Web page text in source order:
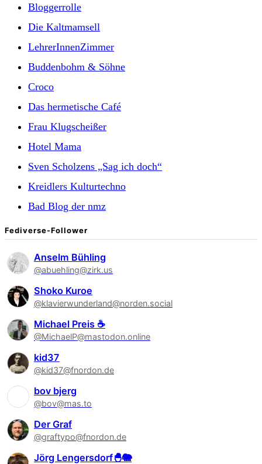
Bloggerrolle
Die Kaltmamsell
LehrerInnenZimmer
Buddenbohm & Söhne
Croco
Das hermetische Café
Frau Klugscheißer
Hotel Mama
Sven Scholzens „Sag ich doch“
Kreidlers Kulturtechno
Bad Blog der nmz
Fediverse-Follower
Anselm Bühling
@abuehling@zirk.us
Shoko Kuroe
@klavierwunderland@norden.social
Michael Preis ☕
@MichaelP@mastodon.online
kid37
@kid37@fnordon.de
bov bjerg
@bov@mas.to
Der Graf
@graftypo@fnordon.de
Jörg Lengersdorf🐣🐘